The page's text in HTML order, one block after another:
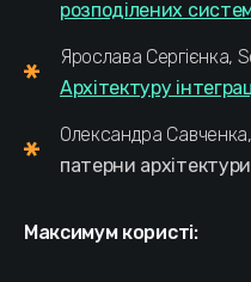
розподілених
Ярослава Сергієнка,
Архітектуру
Олександра
патерни архітектури
Максимум користі: